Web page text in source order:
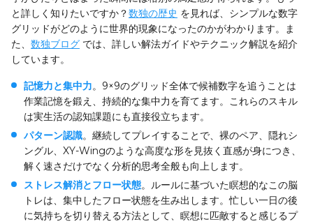
と詳しく知りたいですか？数独の歴史 を見れば、シンプルな数字
グリッドがどのように世界的現象になったのかがわかります。ま
た、 数独ブログ では、詳しい解法ガイドやテクニック解説を紹介
しています。
記憶力と集中力。9×9のグリッド全体で候補数字を追うことは
作業記憶を鍛え、持続的な集中力を育てます。これらのスキル
は実生活の認知課題にも直接役立ちます。
パターン認識。継続してプレイすることで、裸のペア、隠れシ
ングル、XY-Wingのような高度な形を見抜く直感が身につき、
解く速さだけでなく分析的思考全般も向上します。
ストレス解消とフロー状態。ルールに基づいた瞑想的なこの脳
トレは、集中したフロー状態を生み出します。忙しい一日の後
に気持ちを切り替える方法として、瞑想に匹敵すると感じるプ